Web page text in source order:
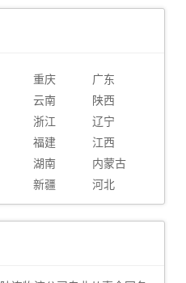
重庆
广东
云南
陕西
浙江
辽宁
福建
江西
湖南
内蒙古
新疆 河北